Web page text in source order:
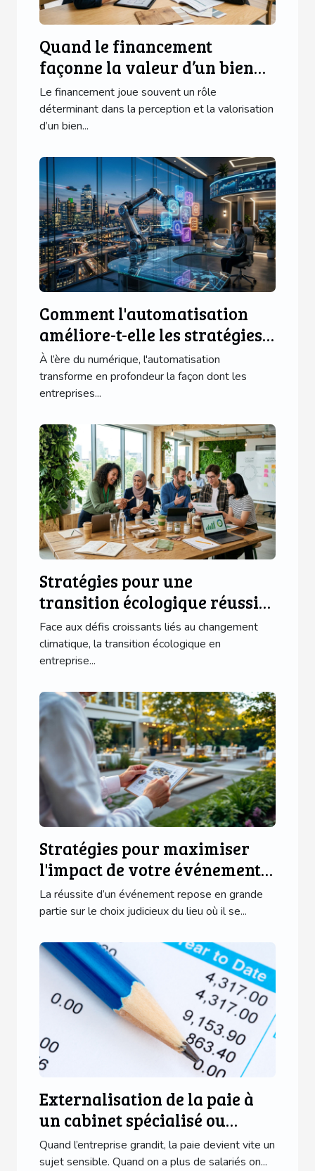
Quand le financement
façonne la valeur d’un bien
immobilier : cas réels
Le financement joue souvent un rôle
déterminant dans la perception et la valorisation
d’un bien...
Comment l'automatisation
améliore-t-elle les stratégies
marketing ?
À l’ère du numérique, l'automatisation
transforme en profondeur la façon dont les
entreprises...
Stratégies pour une
transition écologique réussie
en entreprise
Face aux défis croissants liés au changement
climatique, la transition écologique en
entreprise...
Stratégies pour maximiser
l'impact de votre événement
en choisissant le lieu idéal
La réussite d’un événement repose en grande
partie sur le choix judicieux du lieu où il se...
Externalisation de la paie à
un cabinet spécialisé ou
rester sur logiciel interne ?
Quand l’entreprise grandit, la paie devient vite un
sujet sensible. Quand on a plus de salariés on...